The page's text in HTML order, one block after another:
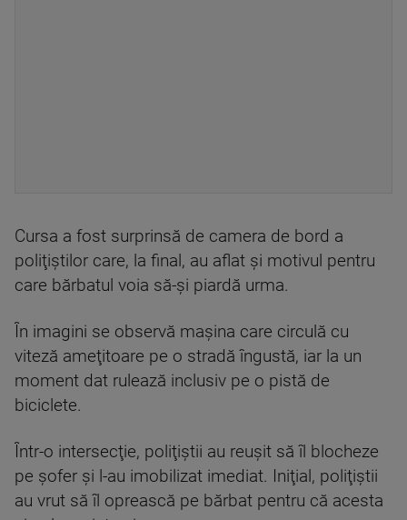
Cursa a fost surprinsă de camera de bord a
poliţiştilor care, la final, au aflat şi motivul pentru
care bărbatul voia să-și piardă urma.
În imagini se observă maşina care circulă cu
viteză ameţitoare pe o stradă îngustă, iar la un
moment dat rulează inclusiv pe o pistă de
biciclete.
Într-o intersecţie, poliţiştii au reuşit să îl blocheze
pe şofer şi l-au imobilizat imediat. Iniţial, poliţiştii
au vrut să îl oprească pe bărbat pentru că acesta